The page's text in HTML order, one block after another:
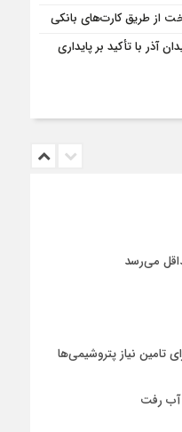
از طریق کارت‌های بانکی
آذر با تأکید بر پایداری
می‌رسد